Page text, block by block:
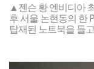
▲젠슨 황 엔비디아
후 서울 논현동의 한
탑재된 노트북을 들